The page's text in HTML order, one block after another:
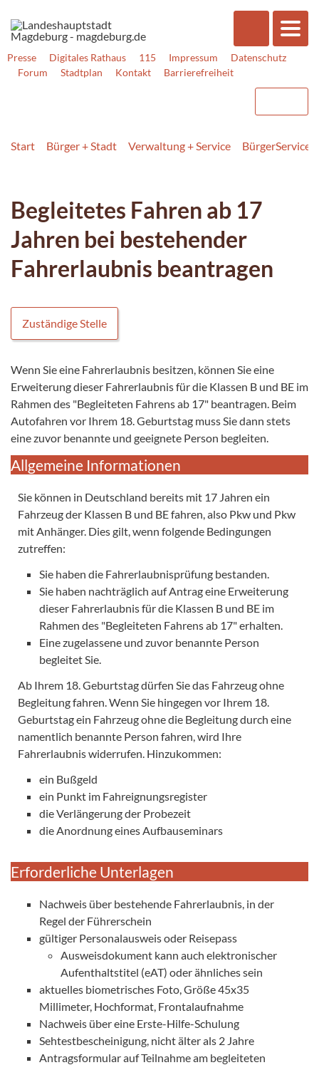
Presse Digitales Rathaus 115 Impressum
Datenschutz
Forum
Stadtplan Kontakt Barrierefreiheit
Start Bürger + Stadt Verwaltung + Service BürgerService
Begleitetes Fahren ab 17
Jahren bei bestehender
Fahrerlaubnis beantragen
Zuständige Stelle
Wenn Sie eine Fahrerlaubnis besitzen, können Sie eine
Erweiterung dieser Fahrerlaubnis für die Klassen B und BE im
Rahmen des "Begleiteten Fahrens ab 17" beantragen. Beim
Autofahren vor Ihrem 18. Geburtstag muss Sie dann stets
eine zuvor benannte und geeignete Person begleiten.
Allgemeine Informationen
Sie können in Deutschland bereits mit 17 Jahren ein
Fahrzeug der Klassen B und BE fahren, also Pkw und Pkw
mit Anhänger. Dies gilt, wenn folgende Bedingungen
zutreffen:
Sie haben die Fahrerlaubnisprüfung bestanden.
Sie haben nachträglich auf Antrag eine Erweiterung
dieser Fahrerlaubnis für die Klassen B und BE im
Rahmen des "Begleiteten Fahrens ab 17" erhalten.
Eine zugelassene und zuvor benannte Person
begleitet Sie.
Ab Ihrem 18. Geburtstag dürfen Sie das Fahrzeug ohne
Begleitung fahren. Wenn Sie hingegen vor Ihrem 18.
Geburtstag ein Fahrzeug ohne die Begleitung durch eine
namentlich benannte Person fahren, wird Ihre
Fahrerlaubnis widerrufen. Hinzukommen:
ein Bußgeld
ein Punkt im Fahreignungsregister
die Verlängerung der Probezeit
die Anordnung eines Aufbauseminars
Erforderliche Unterlagen
Nachweis über bestehende Fahrerlaubnis, in der
Regel der Führerschein
gültiger Personalausweis oder Reisepass
Ausweisdokument kann auch elektronischer
Aufenthaltstitel (eAT) oder ähnliches sein
aktuelles biometrisches Foto, Größe 45x35
Millimeter, Hochformat, Frontalaufnahme
Nachweis über eine Erste-Hilfe-Schulung
Sehtestbescheinigung, nicht älter als 2 Jahre
Antragsformular auf Teilnahme am begleiteten